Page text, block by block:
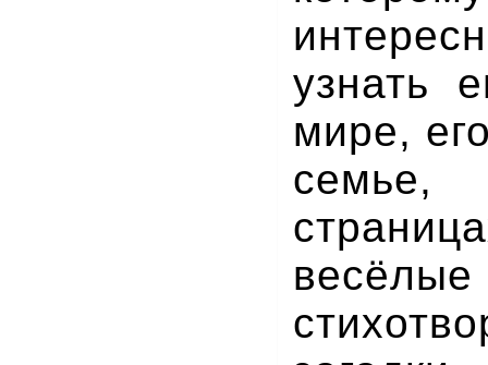
узнать
мире,
весёлые